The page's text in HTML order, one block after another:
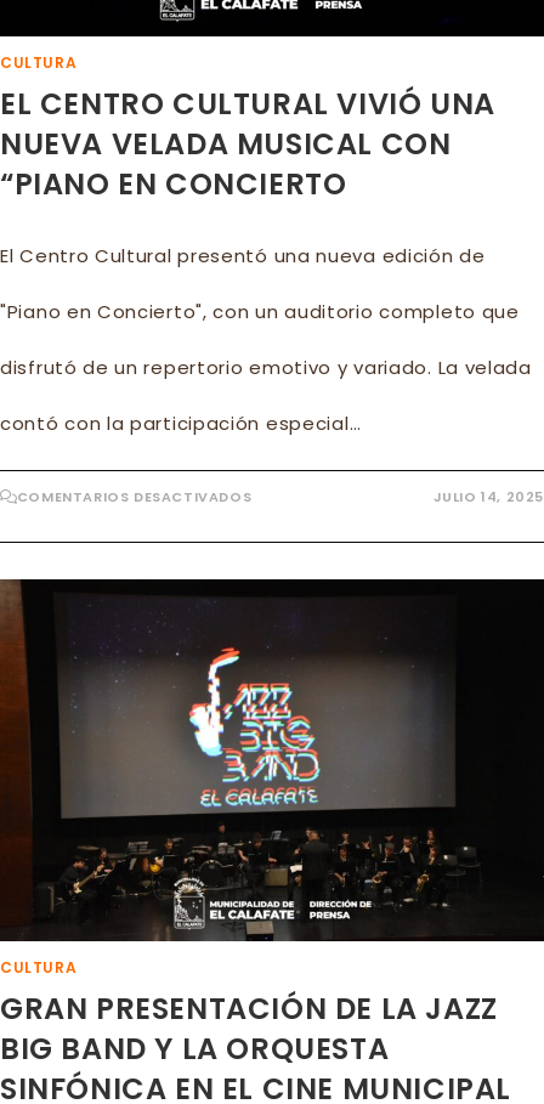
CULTURA
EL CENTRO CULTURAL VIVIÓ UNA
NUEVA VELADA MUSICAL CON
“PIANO EN CONCIERTO
El Centro Cultural presentó una nueva edición de
"Piano en Concierto", con un auditorio completo que
disfrutó de un repertorio emotivo y variado. La velada
contó con la participación especial…
COMENTARIOS DESACTIVADOSEN
CULTURAL
UNA
VELADA
“PIANO
CONCIERTO
JULIO 14, 2025
CULTURA
GRAN PRESENTACIÓN DE LA JAZZ
BIG BAND Y LA ORQUESTA
SINFÓNICA EN EL CINE MUNICIPAL